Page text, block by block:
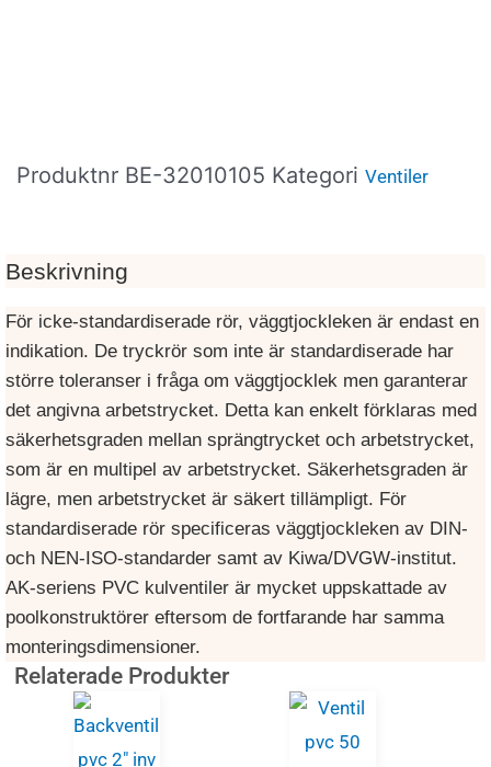
Produktnr BE-32010105 Kategori Ventiler
Beskrivning
För icke-standardiserade rör, väggtjockleken är endast en
indikation. De tryckrör som inte är standardiserade har
större toleranser i fråga om väggtjocklek men garanterar
det angivna arbetstrycket. Detta kan enkelt förklaras med
säkerhetsgraden mellan sprängtrycket och arbetstrycket,
som är en multipel av arbetstrycket. Säkerhetsgraden är
lägre, men arbetstrycket är säkert tillämpligt. För
standardiserade rör specificeras väggtjockleken av DIN-
och NEN-ISO-standarder samt av Kiwa/DVGW-institut.
AK-seriens PVC kulventiler är mycket uppskattade av
poolkonstruktörer eftersom de fortfarande har samma
monteringsdimensioner.
Relaterade Produkter